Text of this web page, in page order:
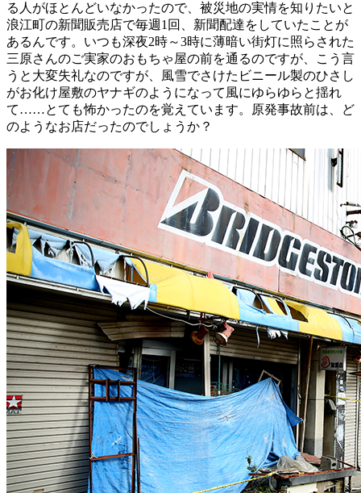
る人がほとんどいなかったので、被災地の実情を知りたいと
浪江町の新聞販売店で毎週1回、新聞配達をしていたことが
あるんです。いつも深夜2時～3時に薄暗い街灯に照らされた
三原さんのご実家のおもちゃ屋の前を通るのですが、こう言
うと大変失礼なのですが、風雪でさけたビニール製のひさし
がお化け屋敷のヤナギのようになって風にゆらゆらと揺れ
て……とても怖かったのを覚えています。原発事故前は、ど
のようなお店だったのでしょうか？